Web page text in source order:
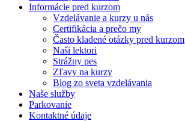
Informácie pred kurzom
Vzdelávanie a kurzy u nás
Certifikácia a prečo my
Často kladené otázky pred kurzom
Naši lektori
Strážny pes
Zľavy na kurzy
Blog zo sveta vzdelávania
Naše služby
Parkovanie
Kontaktné údaje